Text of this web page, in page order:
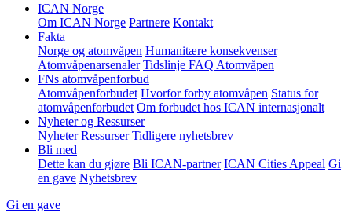
ICAN Norge
Om ICAN Norge Partnere Kontakt
Fakta
Norge og atomvåpen Humanitære konsekvenser
Atomvåpenarsenaler Tidslinje FAQ Atomvåpen
FNs atomvåpenforbud
Atomvåpenforbudet Hvorfor forby atomvåpen Status for
atomvåpenforbudet Om forbudet hos ICAN internasjonalt
Nyheter og Ressurser
Nyheter Ressurser Tidligere nyhetsbrev
Bli med
Dette kan du gjøre Bli ICAN-partner ICAN Cities Appeal Gi
en gave Nyhetsbrev
Gi en gave